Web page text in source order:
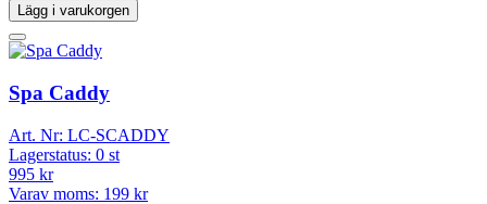
Lägg i varukorgen
Spa Caddy
Art. Nr: LC-SCADDY
Lagerstatus: 0 st
995 kr
Varav moms: 199 kr